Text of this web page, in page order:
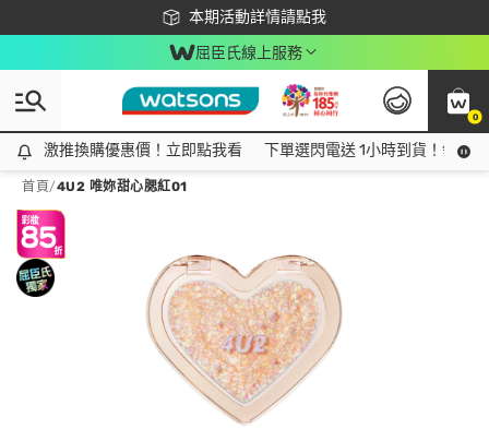
本期活動詳情請點我
下載app最高回饋$350
屈臣氏線上服務
0
激推換購優惠價！立即點我看
激推換購優惠價！立即點我看 下單選閃電送 1小時到貨！領神
首頁/4U2 唯妳甜心腮紅01